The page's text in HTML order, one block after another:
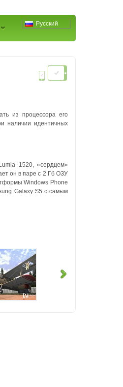
Русский
из процессора его
наличии идентичных
1520, «сердцем»
он в паре с 2 Гб ОЗУ
Windows Phone
Galaxy S5 с самым